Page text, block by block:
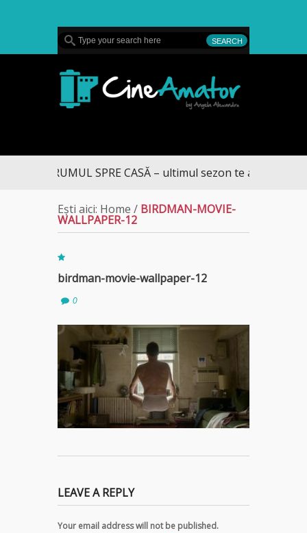
DRUMUL SPRE CASĂ – ultimul sezon te aduce la
Ești aici: Home / BIRDMAN-MOVIE-
WALLPAPER-12
birdman-movie-wallpaper-12
0
LEAVE A REPLY
Your email address will not be published.